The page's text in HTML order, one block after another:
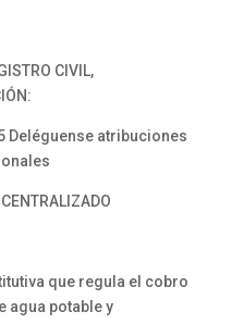
CIVIL,
Deléguense atribuciones
que regula el cobro
agua potable y